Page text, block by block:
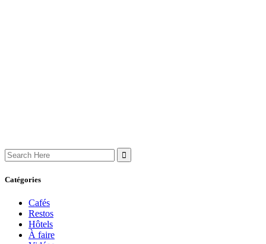
Search
for:
Catégories
Cafés
Restos
Hôtels
À faire